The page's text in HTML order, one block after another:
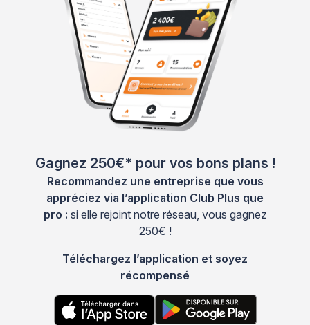
Gagnez 250€* pour vos bons plans !
Recommandez une entreprise que vous
appréciez via l’application Club Plus que
pro : si elle rejoint notre réseau, vous gagnez
250€ !
Téléchargez l’application et soyez
récompensé